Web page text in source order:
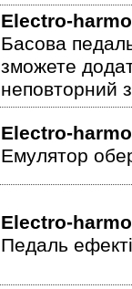
Electro-
Басова
зможете
неповторний
Electro-
Емулятор
Electro-
Педаль